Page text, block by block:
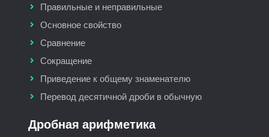
Правильные и неправильные
Основное свойство
Сравнение
Сокращение
Приведение к общему знаменателю
Перевод десятичной дроби в обычную
Дробная арифметика